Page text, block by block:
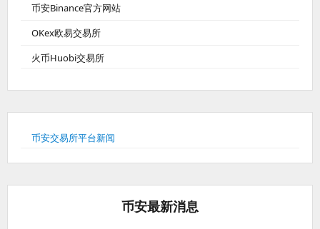
币安Binance官方网站
OKex欧易交易所
火币Huobi交易所
币安交易所平台新闻
币安最新消息